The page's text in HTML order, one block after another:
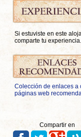
Si estuviste en este
comparte tu experiencia.
Colección de enlaces a
páginas web
Compartir en